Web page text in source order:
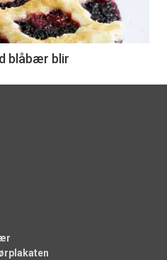
blåbær blir